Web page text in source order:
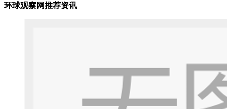
环球观察网推荐资讯